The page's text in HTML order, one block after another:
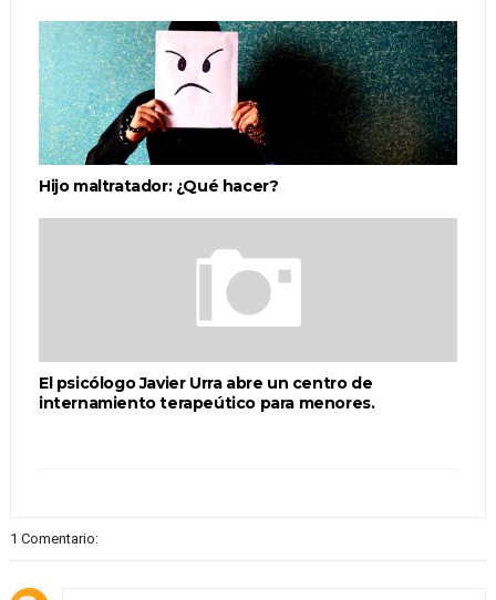
Hijo maltratador: ¿Qué hacer?
El psicólogo Javier Urra abre un centro de
internamiento terapeútico para menores.
1 Comentario: